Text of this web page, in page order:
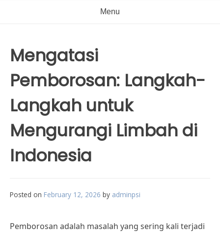
Menu
Mengatasi
Pemborosan: Langkah-
Langkah untuk
Mengurangi Limbah di
Indonesia
Posted on February 12, 2026 by adminpsi
Pemborosan adalah masalah yang sering kali terjadi